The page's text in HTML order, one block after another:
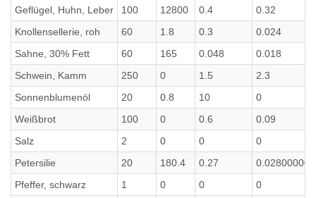
Geflügel, Huhn, Leber
100 12800 0.4
0.32
Knollensellerie, roh
60 1.8 0.3
0.024
Sahne, 30% Fett
60 165 0.048
0.018
Schwein, Kamm
250 0 1.5
2.3
Sonnenblumenöl
20 0.8 10
0
Weißbrot
100 0 0.6
0.09
Salz
2 0 0
0
Petersilie
20 180.4 0.27
Pfeffer, schwarz
1 0 0
0